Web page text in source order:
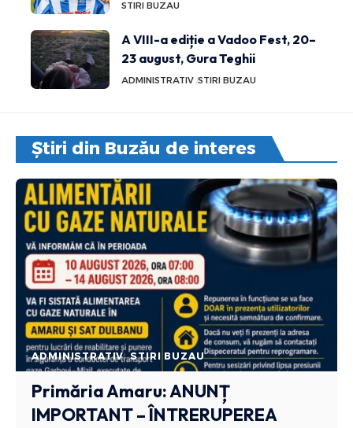
STIRI BUZAU
A VIII-a ediție a Vadoo Fest, 20–
23 august, Gura Teghii
ADMINISTRATIV STIRI BUZAU
Știri din Buzău de interes
ADMINISTRATIV STIRI BUZAU
Primăria Amaru: ANUNȚ
IMPORTANT – ÎNTRERUPEREA